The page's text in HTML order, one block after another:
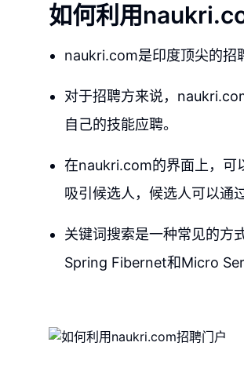
如何利用
naukri.com是印度顶尖的招
对于招聘方来说，
自己的技能应聘。
在naukri.com的界面上，可
吸引候选人，候选人可以通
关键词搜索是一种常见的方
Spring Fibernet和Micro